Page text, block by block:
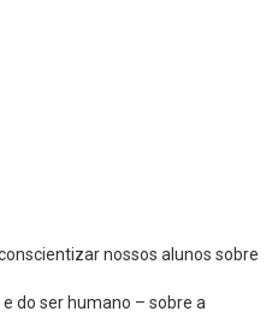
nossos alunos sobre
do ser humano – sobre a